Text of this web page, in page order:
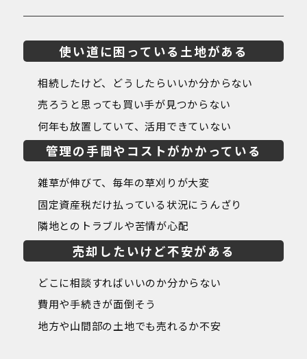
使い道に困っている土地がある
相続したけど、どうしたらいいか分からない
売ろうと思っても買い手が見つからない
何年も放置していて、活用できていない
管理の手間やコストがかかっている
雑草が伸びて、毎年の草刈りが大変
固定資産税だけ払っている状況にうんざり
隣地とのトラブルや苦情が心配
売却したいけど不安がある
どこに相談すればいいのか分からない
費用や手続きが面倒そう
地方や山間部の土地でも売れるか不安